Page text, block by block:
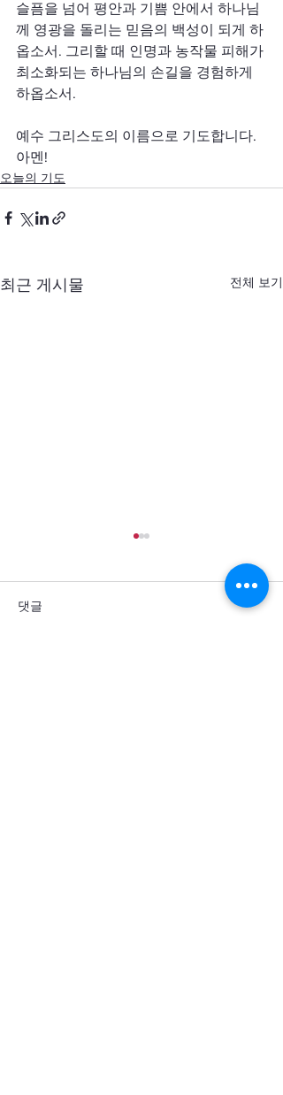
슬픔을 넘어 평안과 기쁨 안에서 하나님
께 영광을 돌리는 믿음의 백성이 되게 하
옵소서. 그리할 때 인명과 농작물 피해가
최소화되는 하나님의 손길을 경험하게
하옵소서.
예수 그리스도의 이름으로 기도합니다.
아멘!
오늘의 기도
최근 게시물 전체 보기
댓글